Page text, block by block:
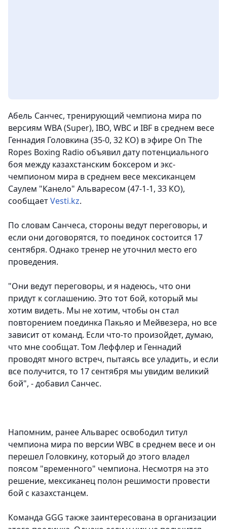
Абель Санчес, тренирующий чемпиона мира по
версиям WBA (Super), IBO, WBC и IBF в среднем весе
Геннадия Головкина (35-0, 32 КО) в эфире On The
Ropes Boxing Radio объявил дату потенциального
боя между казахстанским боксером и экс-
чемпионом мира в среднем весе мексиканцем
Саулем "Канело" Альваресом (47-1-1, 33 КО),
сообщаетVesti.kz.
По словам Санчеса, стороны ведут переговоры, и
если они договорятся, то поединок состоится 17
сентября. Однако тренер не уточнил место его
проведения.
"Они ведут переговоры, и я надеюсь, что они
придут к соглашению. Это тот бой, который мы
хотим видеть. Мы не хотим, чтобы он стал
повторением поединка Пакьяо и Мейвезера, но все
зависит от команд. Если что-то произойдет, думаю,
что мне сообщат. Том Леффлер и Геннадий
проводят много встреч, пытаясь все уладить, и если
все получится, то 17 сентября мы увидим великий
бой", - добавил Санчес.
Напомним, ранее Альварес освободил титул
чемпиона мира по версии WBC в среднем весе и он
перешел Головкину, который до этого владел
поясом "временного" чемпиона. Несмотря на это
решение, мексиканец полон решимости провести
бой с казахстанцем.
Команда GGG также заинтересована в организации